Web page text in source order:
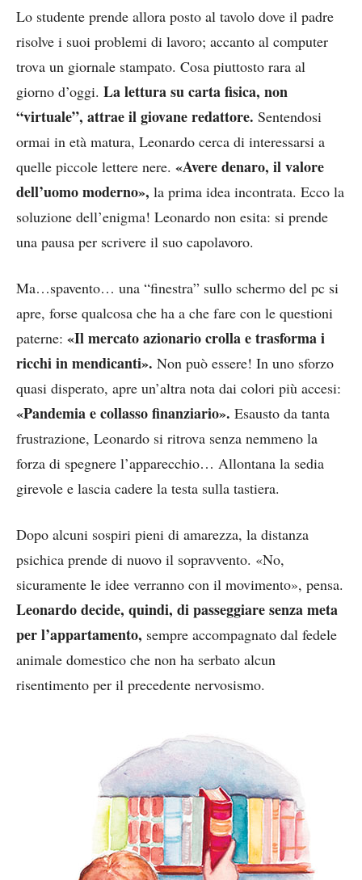
Lo studente prende allora posto al tavolo dove il padre
risolve i suoi problemi di lavoro; accanto al computer
trova un giornale stampato. Cosa piuttosto rara al
giorno d’oggi. La lettura su carta fisica, non
“virtuale”, attrae il giovane redattore. Sentendosi
ormai in età matura, Leonardo cerca di interessarsi a
quelle piccole lettere nere. «Avere denaro, il valore
dell’uomo moderno», la prima idea incontrata. Ecco la
soluzione dell’enigma! Leonardo non esita: si prende
una pausa per scrivere il suo capolavoro.
Ma…spavento… una “finestra” sullo schermo del pc si
apre, forse qualcosa che ha a che fare con le questioni
paterne: «Il mercato azionario crolla e trasforma i
ricchi in mendicanti». Non può essere! In uno sforzo
quasi disperato, apre un’altra nota dai colori più accesi:
«Pandemia e collasso finanziario». Esausto da tanta
frustrazione, Leonardo si ritrova senza nemmeno la
forza di spegnere l’apparecchio… Allontana la sedia
girevole e lascia cadere la testa sulla tastiera.
Dopo alcuni sospiri pieni di amarezza, la distanza
psichica prende di nuovo il sopravvento. «No,
sicuramente le idee verranno con il movimento», pensa.
Leonardo decide, quindi, di passeggiare senza meta
per l’appartamento, sempre accompagnato dal fedele
animale domestico che non ha serbato alcun
risentimento per il precedente nervosismo.